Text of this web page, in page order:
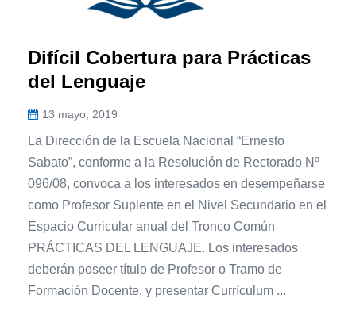
Difícil Cobertura para Prácticas
del Lenguaje
13 mayo, 2019
La Dirección de la Escuela Nacional “Ernesto
Sabato”, conforme a la Resolución de Rectorado Nº
096/08, convoca a los interesados en desempeñarse
como Profesor Suplente en el Nivel Secundario en el
Espacio Curricular anual del Tronco Común
PRÁCTICAS DEL LENGUAJE. Los interesados
deberán poseer título de Profesor o Tramo de
Formación Docente, y presentar Currículum ...